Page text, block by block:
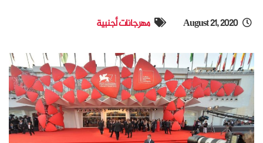
August 21, 2020 مهرجانات أجنبية